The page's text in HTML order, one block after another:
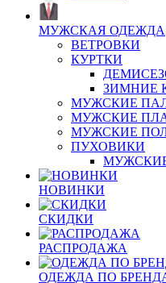
МУЖСКАЯ ОДЕЖДА
ВЕТРОВКИ
КУРТКИ
ЗИМНИЕ
МУЖСКИЕ
МУЖСКИЕ
МУЖСКИЕ
ПУХОВИКИ
НОВИНКИ
СКИДКИ
РАСПРОДАЖА
ОДЕЖДА ПО